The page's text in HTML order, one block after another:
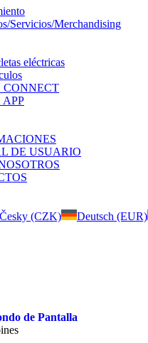
Servicios/Merchandising
eléctricas
CONNECT
APP
DE USUARIO
Česky (CZK) Deutsch (EUR)
de Pantalla